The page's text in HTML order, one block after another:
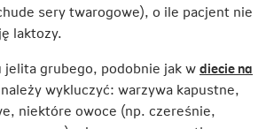
sery twarogowe), o ile pacjent nie
laktozy.
jelita grubego, podobnie jak wdiecie na
należy wykluczyć: warzywa kapustne,
niektóre owoce (np. czereśnie,